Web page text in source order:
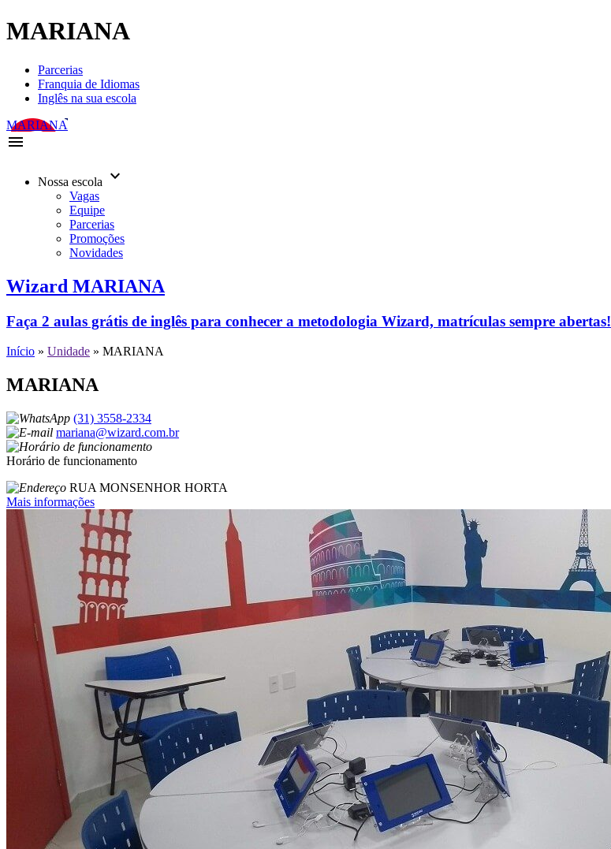
MARIANA
Parcerias
Franquia de Idiomas
Inglês na sua escola
MARIANA
menu
Nossa escola keyboard_arrow_down
Vagas
Equipe
Parcerias
Promoções
Novidades
Wizard MARIANA
Faça 2 aulas grátis de inglês para conhecer a metodologia Wizard, matrículas sempre abertas!
Início » Unidade » MARIANA
MARIANA
(31) 3558-2334
mariana@wizard.com.br
Horário de funcionamento
RUA MONSENHOR HORTA
Mais informações